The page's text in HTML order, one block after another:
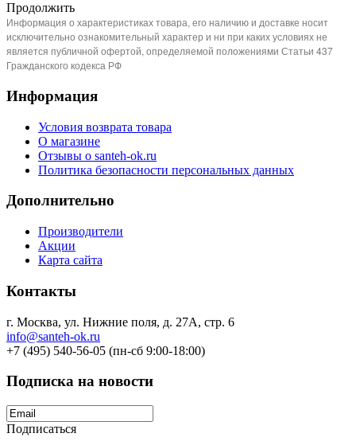
Продолжить
Информация о характеристиках товара, его наличию и доставке носит
исключительно ознакомительный характер и ни при каких условиях не
является публичной офертой, определяемой положениями Статьи 437
Гражданского кодекса РФ
Информация
Условия возврата товара
О магазине
Отзывы о santeh-ok.ru
Политика безопасности персональных данных
Дополнительно
Производители
Акции
Карта сайта
Контакты
г. Москва, ул. Нижние поля, д. 27А, стр. 6
info@santeh-ok.ru
+7 (495) 540-56-05 (пн-сб 9:00-18:00)
Подписка на новости
Подписаться